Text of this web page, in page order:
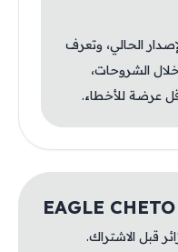
الحالي، وتعرف
الشروحات،
عرضة للأخطاء.
قبل الاشتراك.